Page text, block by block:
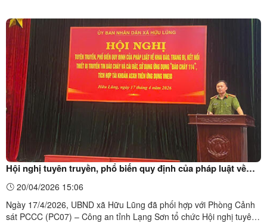
Hội nghị tuyên truyền, phổ biến quy định của pháp luật về
khai báo, trang bị, kết nối thiết bị truyền tin báo cháy và cài
đặt sử dụng ứng dụng “Báo cháy 114”, tích hợp tài khoản
An sinh xã hội trên ứng dụng Vneid
20/04/2026 15:06
Ngày 17/4/2026, UBND xã Hữu Lũng đã phối hợp với Phòng Cảnh
sát PCCC (PC07) – Công an tỉnh Lạng Sơn tổ chức Hội nghị tuyên